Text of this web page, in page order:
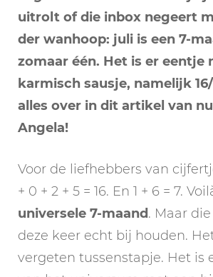
uitrolt of die inbox negeert
der wanhoop: juli is een 7-
zomaar één. Het is er eentje
karmisch sausje, namelijk
alles over in dit artikel van
Angela!
Voor de liefhebbers van
+ 0 + 2 + 5 = 16. En 1 + 6 = 7.
universele 7-maand. Maar
deze keer echt bij houden.
vergeten tussenstapje. Het is